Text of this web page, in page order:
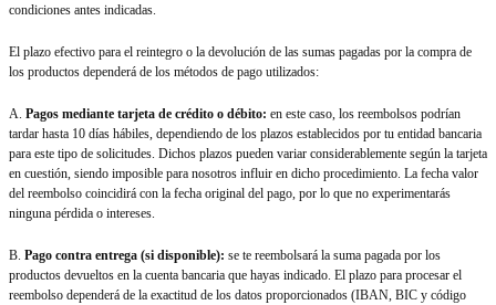
condiciones antes indicadas.
El plazo efectivo para el reintegro o la devolución de las sumas pagadas por la compra de
los productos dependerá de los métodos de pago utilizados:
A. Pagos mediante tarjeta de crédito o débito: en este caso, los reembolsos podrían
tardar hasta 10 días hábiles, dependiendo de los plazos establecidos por tu entidad bancaria
para este tipo de solicitudes. Dichos plazos pueden variar considerablemente según la tarjeta
en cuestión, siendo imposible para nosotros influir en dicho procedimiento. La fecha valor
del reembolso coincidirá con la fecha original del pago, por lo que no experimentarás
ninguna pérdida o intereses.
B. Pago contra entrega (si disponible): se te reembolsará la suma pagada por los
productos devueltos en la cuenta bancaria que hayas indicado. El plazo para procesar el
reembolso dependerá de la exactitud de los datos proporcionados (IBAN, BIC y código